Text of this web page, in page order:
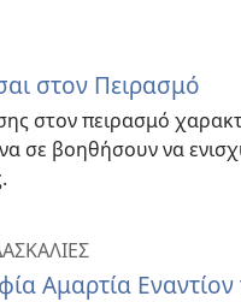
στον Πειρασμό
στον πειρασμό
σε βοηθήσουν να
Αμαρτία